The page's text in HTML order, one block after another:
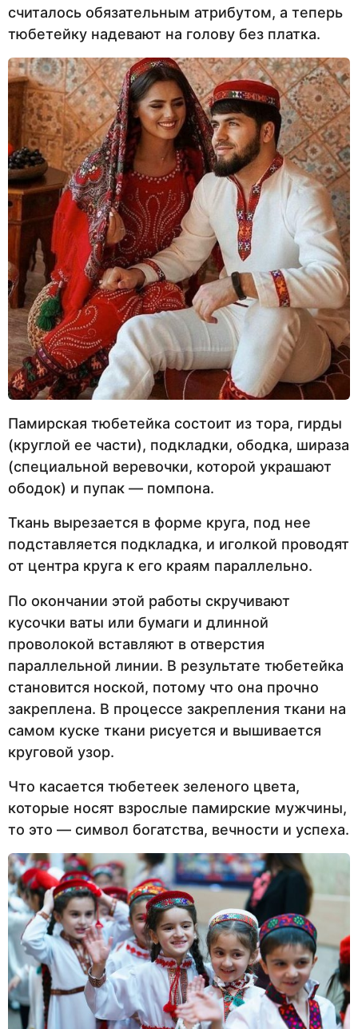
считалось обязательным атрибутом, а теперь
тюбетейку надевают на голову без платка.
Памирская тюбетейка состоит из тора, гирды
(круглой ее части), подкладки, ободка, шираза
(специальной веревочки, которой украшают
ободок) и пупак — помпона.
Ткань вырезается в форме круга, под нее
подставляется подкладка, и иголкой проводят
от центра круга к его краям параллельно.
По окончании этой работы скручивают
кусочки ваты или бумаги и длинной
проволокой вставляют в отверстия
параллельной линии. В результате тюбетейка
становится ноской, потому что она прочно
закреплена. В процессе закрепления ткани на
самом куске ткани рисуется и вышивается
круговой узор.
Что касается тюбетеек зеленого цвета,
которые носят взрослые памирские мужчины,
то это — символ богатства, вечности и успеха.